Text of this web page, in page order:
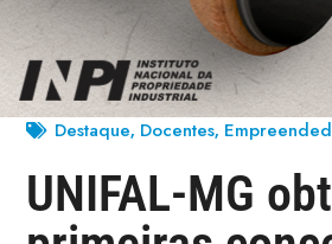
Destaque, Docentes,
UNIFAL-MG